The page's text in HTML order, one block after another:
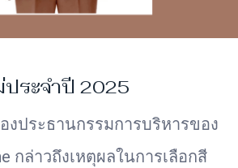
ประจำปี 2025
งประธานกรรมการบริหารของ
กล่าวถึงเหตุผลในการเลือกสี